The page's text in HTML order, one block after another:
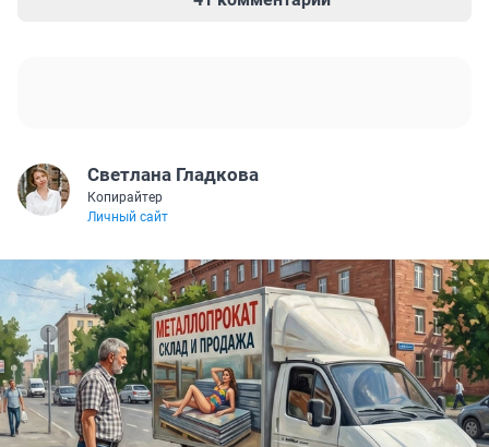
Светлана Гладкова
Копирайтер
Личный сайт